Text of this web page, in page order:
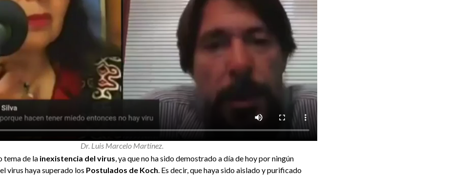
Dr. Luis Marcelo Martínez.
tema de la inexistencia del virus, ya que no ha sido demostrado a día de hoy por ningún
virus haya superado los Postulados de Koch. Es decir, que haya sido aislado y purificado